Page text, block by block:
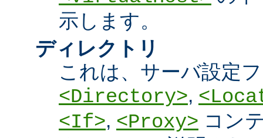
示します。
ディレクトリ
これは、サーバ設定
<Directory>,
<If>, <Proxy> コン